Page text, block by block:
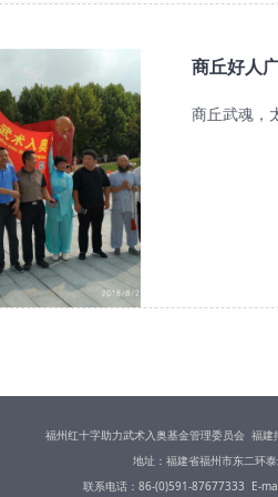
商丘好人
商丘武魂，
福州红十字助力武术入奥基金管理委员会 福
地址：福建省福州市东二环
联系电话：86-(0)591-87677333 E-